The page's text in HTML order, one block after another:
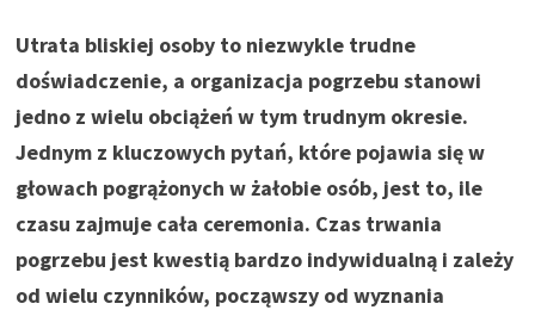
Utrata bliskiej osoby to niezwykle trudne
doświadczenie, a organizacja pogrzebu stanowi
jedno z wielu obciążeń w tym trudnym okresie.
Jednym z kluczowych pytań, które pojawia się w
głowach pogrążonych w żałobie osób, jest to, ile
czasu zajmuje cała ceremonia. Czas trwania
pogrzebu jest kwestią bardzo indywidualną i zależy
od wielu czynników, począwszy od wyznania